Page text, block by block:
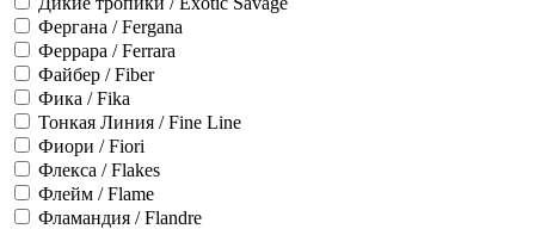
Фергана / Fergana
Феррара / Ferrara
Файбер / Fiber
Фика / Fika
Тонкая Линия / Fine Line
Фиори / Fiori
Флекса / Flakes
Флейм / Flame
Фламандия / Flandre